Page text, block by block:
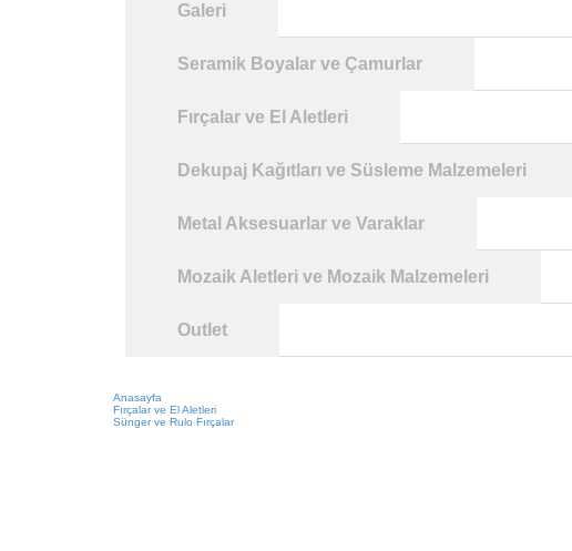
Galeri
Seramik Boyalar ve Çamurlar
Fırçalar ve El Aletleri
Dekupaj Kağıtları ve Süsleme Malzemeleri
Metal Aksesuarlar ve Varaklar
Mozaik Aletleri ve Mozaik Malzemeleri
Outlet
Anasayfa
Fırçalar ve El Aletleri
Sünger ve Rulo Fırçalar